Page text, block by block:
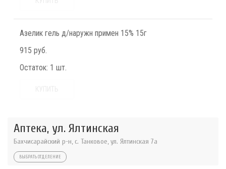
Азелик гель д/наружн примен 15% 15г
915 руб.
Остаток: 1 шт.
Аптека, ул. Ялтинская
Бахчисарайский р-н, с. Танковое, ул. Ялтинская 7а
ВЫБРАТЬ ОТДЕЛЕНИЕ